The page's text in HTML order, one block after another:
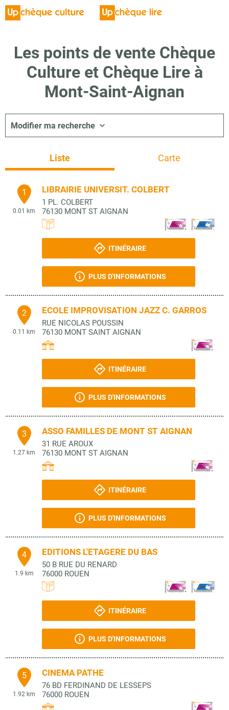
Les points de vente Chèque
Culture et Chèque Lire à
Mont-Saint-Aignan
Modifier ma recherche
Liste Carte
1
0.01 km
LIBRAIRIE UNIVERSIT. COLBERT
1 PL. COLBERT
76130 MONT ST AIGNAN
ITINÉRAIRE
PLUS D'INFORMATIONS
2
0.11 km
ECOLE IMPROVISATION JAZZ C. GARROS
RUE NICOLAS POUSSIN
76130 MONT SAINT AIGNAN
ITINÉRAIRE
PLUS D'INFORMATIONS
3
1.27 km
ASSO FAMILLES DE MONT ST AIGNAN
31 RUE AROUX
76130 MONT ST AIGNAN
ITINÉRAIRE
PLUS D'INFORMATIONS
4
1.9 km
EDITIONS L'ETAGERE DU BAS
50 B RUE DU RENARD
76000 ROUEN
ITINÉRAIRE
PLUS D'INFORMATIONS
5
1.92 km
CINEMA PATHE
76 BD FERDINAND DE LESSEPS
76000 ROUEN